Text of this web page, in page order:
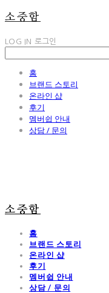
소중함
LOG IN 로그인
홈
브랜드 스토리
온라인 샵
후기
멤버쉽 안내
상담 / 문의
소중함
홈
브랜드 스토리
온라인 샵
후기
멤버쉽 안내
상담 / 문의